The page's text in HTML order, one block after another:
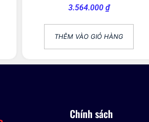
3.564.000 ₫
THÊM VÀO GIỎ HÀNG
Chính sách